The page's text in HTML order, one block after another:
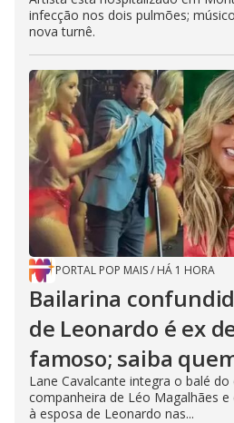
infecção nos dois pulmões;
nova turnê.
PORTAL POP MAIS/ HÁ 1 HORA
Bailarina
de Leonardo é ex
famoso; saiba
Lane Cavalcante integra o balé
companheira de Léo Magalhães
à esposa de Leonardo nas...